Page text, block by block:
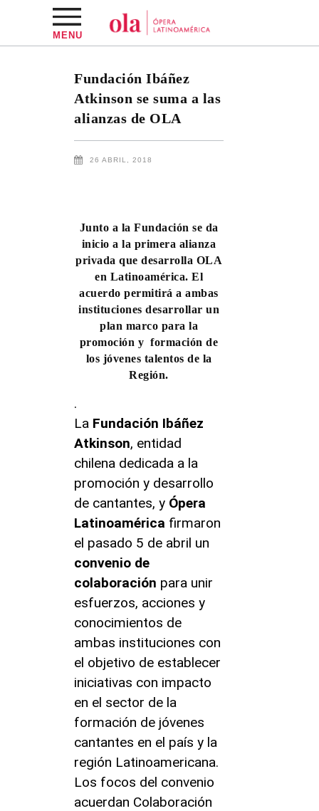
MENU
Fundación Ibáñez
Atkinson se suma a las
alianzas de OLA
26 ABRIL, 2018
Junto a la Fundación se da
inicio a la primera alianza
privada que desarrolla OLA
en Latinoamérica. El
acuerdo permitirá a ambas
instituciones desarrollar un
plan marco para la
promoción y formación de
los jóvenes talentos de la
Región.
.
La Fundación Ibáñez
Atkinson, entidad
chilena dedicada a la
promoción y desarrollo
de cantantes, y Ópera
Latinoamérica firmaron
el pasado 5 de abril un
convenio de
colaboración para unir
esfuerzos, acciones y
conocimientos de
ambas instituciones con
el objetivo de establecer
iniciativas con impacto
en el sector de la
formación de jóvenes
cantantes en el país y la
región Latinoamericana.
Los focos del convenio
acuerdan Colaboración